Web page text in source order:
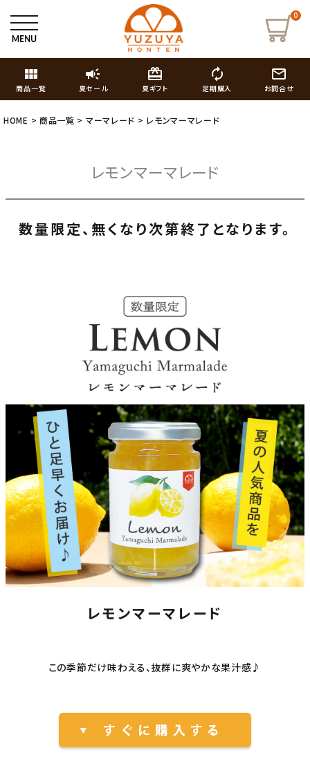
0
view_module
商品一覧
campaign
夏セール
card_giftcard
夏ギフト
autorenew
定期購入
mail_outline
お問合せ
HOME 商品一覧 マーマレード レモンマーマレード
レモンマーマレード
数量限定、無くなり次第終了となります。
レモンマーマレード
この季節だけ味わえる、抜群に爽やかな果汁感♪